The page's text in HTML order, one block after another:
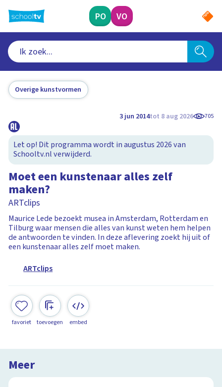
naar
hoofdinhoud
PO VO
Overige kunstvormen
3 jun 2014tot 8 aug 2026 705
Let op! Dit programma wordt in augustus 2026 van
Schooltv.nl verwijderd.
Moet een kunstenaar alles zelf
maken?
ARTclips
Maurice Lede bezoekt musea in Amsterdam, Rotterdam en
Tilburg waar mensen die alles van kunst weten hem helpen
de antwoorden te vinden. In deze aflevering zoekt hij uit of
een kunstenaar alles zelf moet maken.
ARTclips
favoriet toevoegen embed
Meer